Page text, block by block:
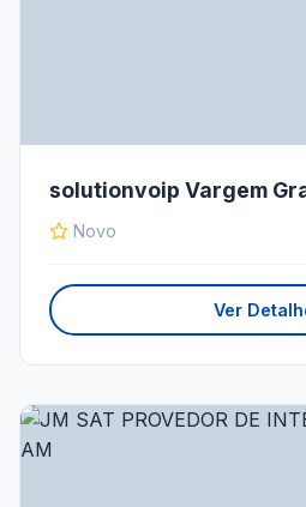
solutionvoip Vargem
Novo
Ver